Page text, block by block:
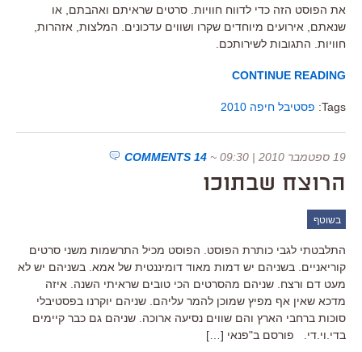
את הפוסט הזה כדי לדווח חוויות. סרטים שראיתם ואהבתם, או
שנאתם, אירועים מיוחדים שקרו ושווים עדכונים. המלצות, אזהרות,
חוויות. התגובות לשירותכם.
CONTINUE READING
Tags: פסטיבל חיפה 2010
19 ספטמבר 2010 | 09:30 ~
14 COMMENTS
הרוצח שבתוכו
בשוטף
התלבטתי לגבי כותרת הפוסט. הפוסט מכיל התרשמות משני סרטים
קוריאניים. בשניהם יש דמות מאוד דומיננטית של אמא. בשניהם יש לא
מעט דם ורצח. שניהם מהסרטים הכי טובים שראיתי השנה. איזה
מדכא שאין אף מפיץ שמוכן להמר עליהם. שניהם יוקרנו בפסטיבלי
סוכות ברחבי הארץ והם שווים נסיעה ארוכה. שניהם גם כבר קיימים
בדי.וי.די. פורסם ב"פנאי […]